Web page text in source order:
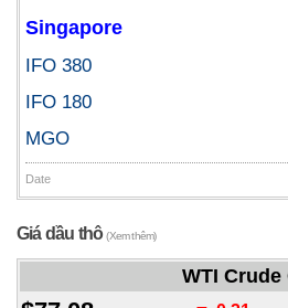
Singapore
IFO 380
IFO 180
MGO
Date
Giá dầu thô(Xem thêm)
WTI Crude